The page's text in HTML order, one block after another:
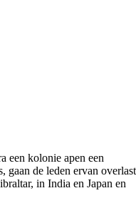
een kolonie apen een
gaan de leden ervan overlast
in India en Japan en